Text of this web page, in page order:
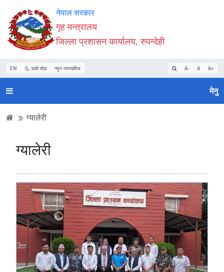
Accessibility
Mode
सुरु
गर्नुहोस्
सामाग्री
पढ्नुहाेस्
नेभिगेसन
पढ्नुहाेस्
वेबसाइट
खोजमा
जानुहोस्
नेपाल सरकार
गृह मन्त्रालय
जिल्ला प्रशासन कार्यालय, रुपन्देही
EN डार्क मोड न्यून व्यान्डविथ A- A A+
मेनु
ग्यालेरी
ग्यालेरी